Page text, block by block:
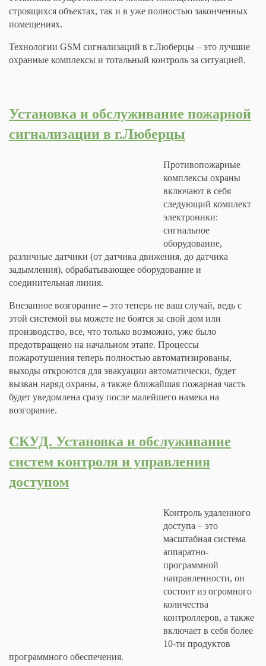
строящихся объектах, так и в уже полностью законченных
помещениях.
Технологии GSM сигнализаций в г.Люберцы – это лучшие
охранные комплексы и тотальный контроль за ситуацией.
Установка и обслуживание пожарной
сигнализации в г.Люберцы
Противопожарные
комплексы охраны
включают в себя
следующий комплект
электроники:
сигнальное
оборудование,
различные датчики (от датчика движения, до датчика
задымления), обрабатывающее оборудование и
соединительная линия.
Внезапное возгорание – это теперь не ваш случай, ведь с
этой системой вы можете не боятся за свой дом или
производство, все, что только возможно, уже было
предотвращено на начальном этапе. Процессы
пожаротушения теперь полностью автоматизированы,
выходы откроются для эвакуации автоматически, будет
вызван наряд охраны, а также ближайшая пожарная часть
будет уведомлена сразу после малейшего намека на
возгорание.
СКУД. Установка и обслуживание
систем контроля и управления
доступом
Контроль удаленного
доступа – это
масштабная система
аппаратно-
программной
направленности, он
состоит из огромного
количества
контроллеров, а также
включает в себя более
10-ти продуктов
программного обеспечения.